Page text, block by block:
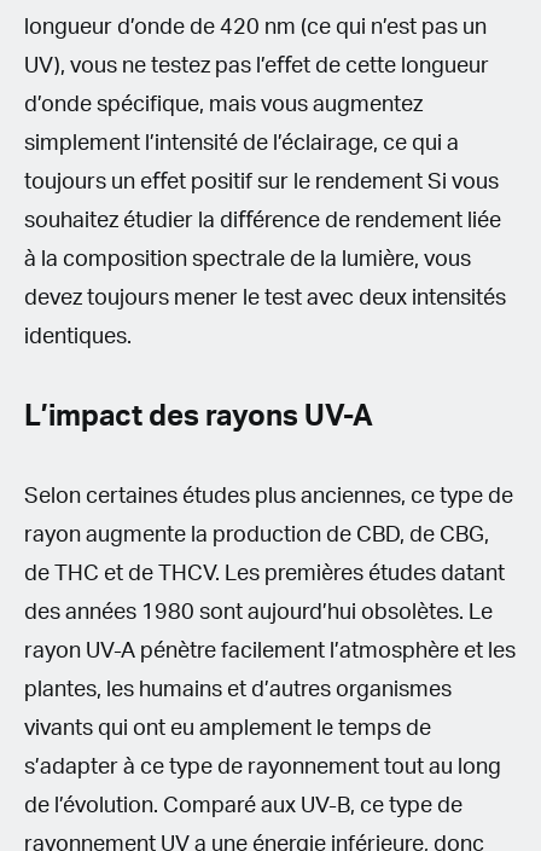
longueur d’onde de 420 nm (ce qui n’est pas un
UV), vous ne testez pas l’eﬀet de cette longueur
d’onde spécifique, mais vous augmentez
simplement l’intensité de l’éclairage, ce qui a
toujours un eﬀet positif sur le rendement Si vous
souhaitez étudier la diﬀérence de rendement liée
à la composition spectrale de la lumière, vous
devez toujours mener le test avec deux intensités
identiques.
L’impact des rayons UV-A
Selon certaines études plus anciennes, ce type de
rayon augmente la production de CBD, de CBG,
de THC et de THCV. Les premières études datant
des années 1980 sont aujourd’hui obsolètes. Le
rayon UV-A pénètre facilement l’atmosphère et les
plantes, les humains et d’autres organismes
vivants qui ont eu amplement le temps de
s’adapter à ce type de rayonnement tout au long
de l’évolution. Comparé aux UV-B, ce type de
rayonnement UV a une énergie inférieure, donc